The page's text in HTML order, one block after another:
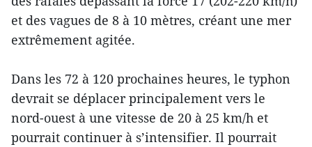
et des vagues de 8 à 10 mètres, créant une mer
extrêmement agitée.
Dans les 72 à 120 prochaines heures, le typhon
devrait se déplacer principalement vers le
nord-ouest à une vitesse de 20 à 25 km/h et
pourrait continuer à s’intensifier. Il pourrait